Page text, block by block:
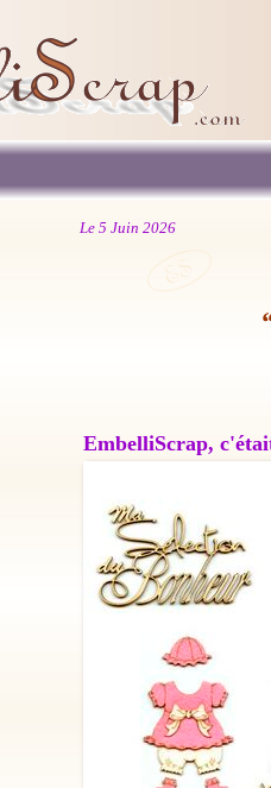
Le 5 Juin 2026
EmbelliScrap,